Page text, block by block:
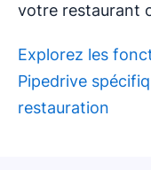
votre restaurant
Explorez les
Pipedrive
restauration